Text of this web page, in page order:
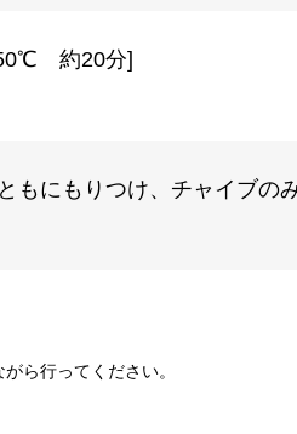
約20分]
もにもりつけ、チャイブの
ら行ってください。